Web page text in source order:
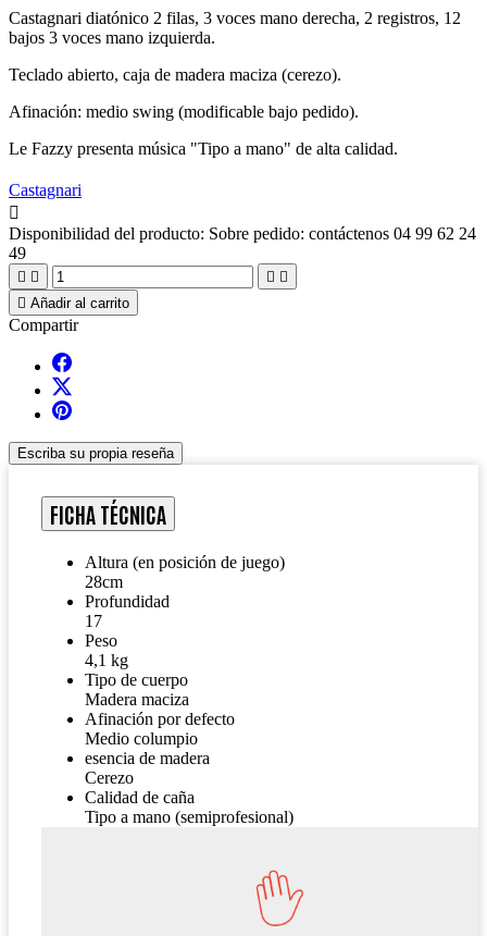
Castagnari diatónico 2 filas, 3 voces mano derecha, 2 registros, 12
bajos 3 voces mano izquierda.
Teclado abierto, caja de madera maciza (cerezo).
Afinación: medio swing (modificable bajo pedido).
Le Fazzy presenta música "Tipo a mano" de alta calidad.
Castagnari

Disponibilidad del producto: Sobre pedido: contáctenos 04 99 62 24
49
   
 Añadir al carrito
Compartir
Escriba su propia reseña
FICHA TÉCNICA
Altura (en posición de juego)
28cm
Profundidad
17
Peso
4,1 kg
Tipo de cuerpo
Madera maciza
Afinación por defecto
Medio columpio
esencia de madera
Cerezo
Calidad de caña
Tipo a mano (semiprofesional)